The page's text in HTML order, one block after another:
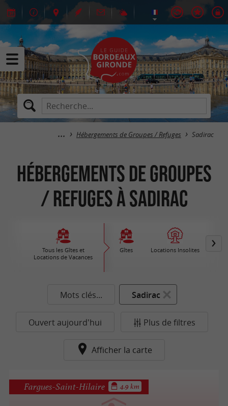
Hébergements de Groupes / Refuges Sadirac
Hébergements de Groupes
/ Refuges à Sadirac
Tous les Gîtes et
Locations de Vacances
Gîtes Locations Insolites
Mots clés... Sadirac
Ouvert aujourd'hui Plus de filtres
Afficher la carte
Fargues-Saint-Hilaire 4.9 km